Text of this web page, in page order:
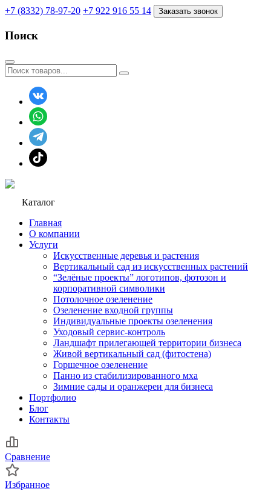
+7 (8332) 78-97-20 +7 922 916 55 14 Заказать звонок
Поиск
Каталог
Главная
О компании
Услуги
Искусственные деревья и растения
Вертикальный сад из искусственных растений
“Зелёные проекты” логотипов, фотозон и
корпоративной символики
Потолочное озеленение
Озеленение входной группы
Индивидуальные проекты озеленения
Уходовый сервис-контроль
Ландшафт прилегающей территории бизнеса
Живой вертикальный сад (фитостена)
Горшечное озеленение
Панно из стабилизированного мха
Зимние сады и оранжереи для бизнеса
Портфолио
Блог
Контакты
Сравнение
Избранное